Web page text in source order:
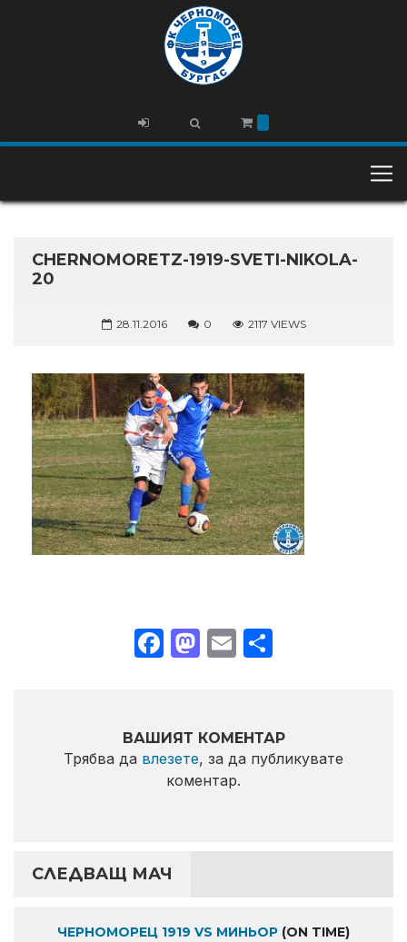
CHERNOMORETZ-1919-SVETI-NIKOLA-
20
28.11.2016 0 2117 VIEWS
Facebook
Mastodon
Email
ВАШИЯТ КОМЕНТАР
Трябва да влезете, за да публикувате
коментар.
СЛЕДВАЩ МАЧ
ЧЕРНОМОРЕЦ 1919 VS МИНЬОР (ON TIME)